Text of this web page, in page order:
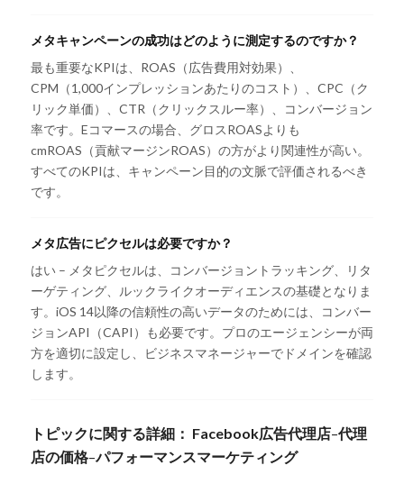
メタキャンペーンの成功はどのように測定するのですか？
最も重要なKPIは、ROAS（広告費用対効果）、
CPM（1,000インプレッションあたりのコスト）、CPC（ク
リック単価）、CTR（クリックスルー率）、コンバージョン
率です。Eコマースの場合、グロスROASよりも
cmROAS（貢献マージンROAS）の方がより関連性が高い。
すべてのKPIは、キャンペーン目的の文脈で評価されるべき
です。
メタ広告にピクセルは必要ですか？
はい – メタピクセルは、コンバージョントラッキング、リタ
ーゲティング、ルックライクオーディエンスの基礎となりま
す。iOS 14以降の信頼性の高いデータのためには、コンバー
ジョンAPI（CAPI）も必要です。プロのエージェンシーが両
方を適切に設定し、ビジネスマネージャーでドメインを確認
します。
トピックに関する詳細： Facebook広告代理店–代理
店の価格–パフォーマンスマーケティング